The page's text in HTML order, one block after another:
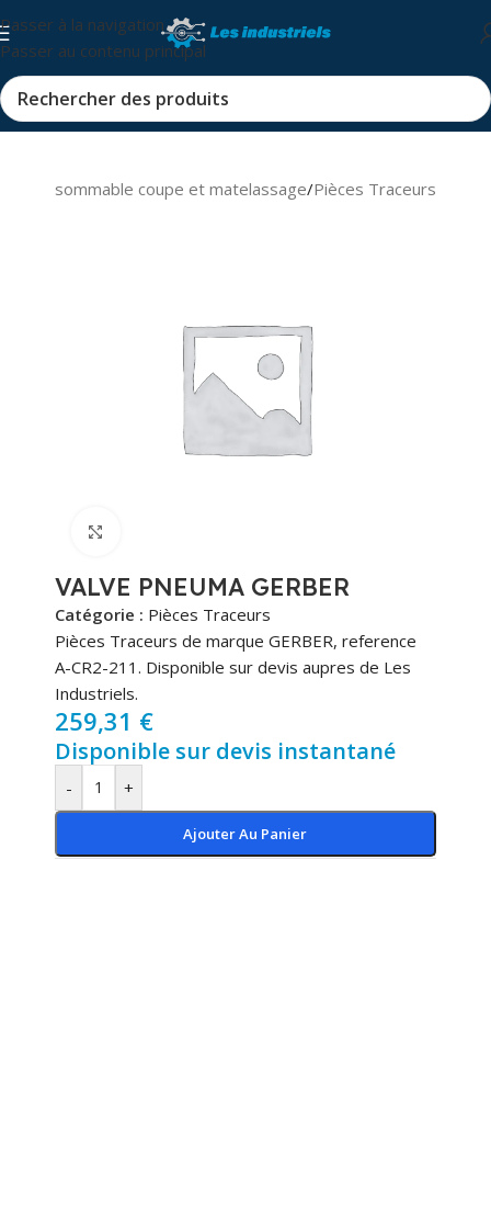
Passer à la navigation
Passer au contenu principal
et consommable coupe et matelassage/Pièces Traceurs
VALVE PNEUMA GERBER
Catégorie : Pièces Traceurs
Pièces Traceurs de marque GERBER, reference
A-CR2-211. Disponible sur devis aupres de Les
Industriels.
259,31 €
Disponible sur devis instantané
- +
Ajouter Au Panier